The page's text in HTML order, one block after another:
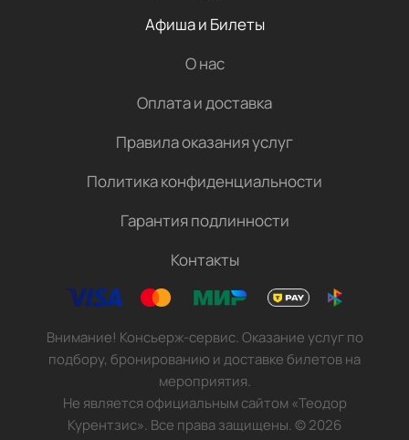
Афиша и Билеты
О нас
Оплата и доставка
Правила оказания услуг
Политика конфиденциальности
Гарантия подлинности
Контакты
Внимание! Консьерж-сервис. Оказание услуг по
подбору, бронированию и доставке билетов на
мероприятия.
Не является официальным сайтом «Теодор
Курентзис». Все права защищены.©2026